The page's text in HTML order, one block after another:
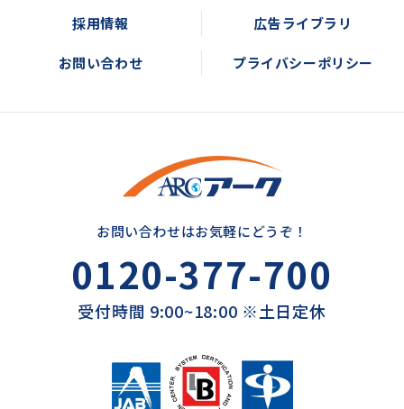
採用情報 広告ライブラリ
お問い合わせ プライバシーポリシー
お問い合わせはお気軽にどうぞ！
0120-377-700
受付時間 9:00~18:00 ※土日定休